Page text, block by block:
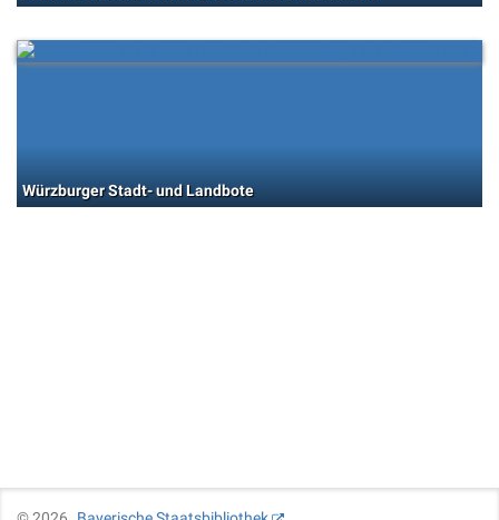
Würzburger Stadt- und Landbote